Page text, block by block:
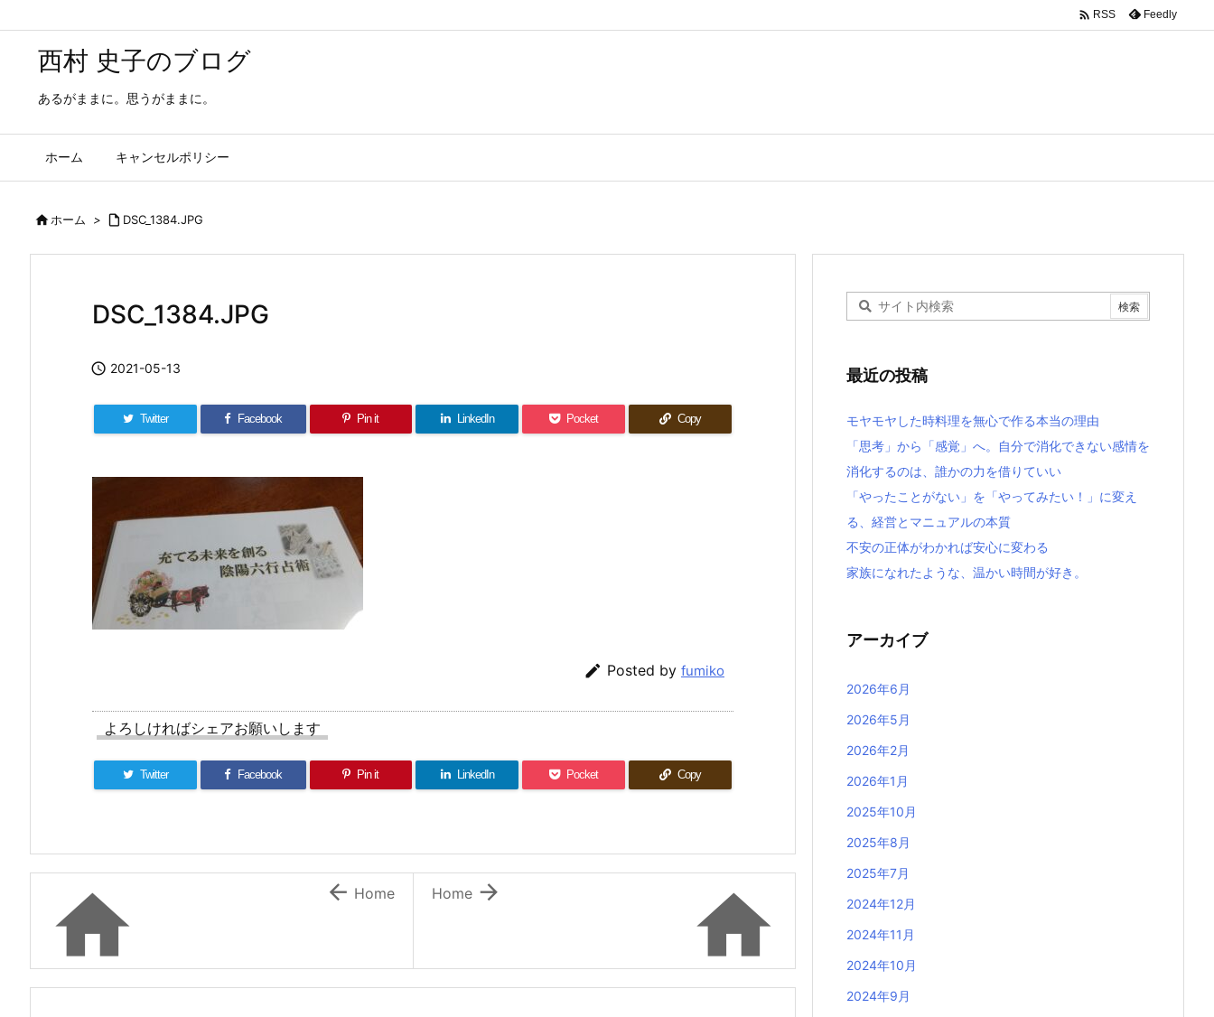
西村 史子のブログ
あるがままに。思うがままに。
ホーム キャンセルポリシー
 RSS Feedly
ホーム >  DSC_1384.JPG
DSC_1384.JPG
 2021-05-13
Twitter Facebook Pin it LinkedIn Pocket Copy
 Posted by fumiko
よろしければシェアお願いします
Twitter Facebook Pin it LinkedIn Pocket Copy


Home
  Home
最近の投稿
モヤモヤした時料理を無心で作る本当の理由
「思考」から「感覚」へ。自分で消化できない感情を
消化するのは、誰かの力を借りていい
「やったことがない」を「やってみたい！」に変え
る、経営とマニュアルの本質
不安の正体がわかれば安心に変わる
家族になれたような、温かい時間が好き。
アーカイブ
2026年6月
2026年5月
2026年2月
2026年1月
2025年10月
2025年8月
2025年7月
2024年12月
2024年11月
2024年10月
2024年9月